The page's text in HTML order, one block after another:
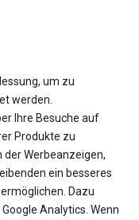
um zu
werden.
Ihre Besuche auf
Produkte zu
Werbeanzeigen,
ein besseres
Dazu
Analytics. Wenn